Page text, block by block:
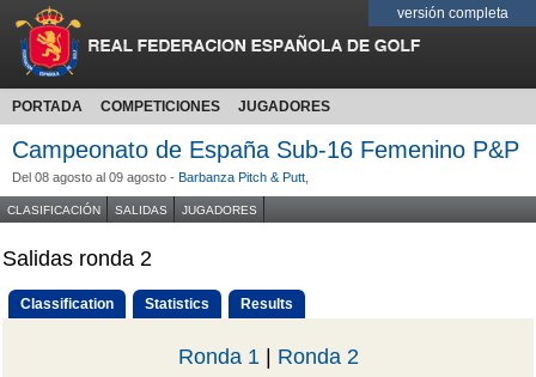
versión completa
PORTADA COMPETICIONES JUGADORES
Campeonato de España Sub-16 Femenino P&P
Del 08 agosto al 09 agosto - Barbanza Pitch & Putt
CLASIFICACIÓN SALIDAS JUGADORES
Salidas ronda 2
Classification Statistics Results
Ronda 1| Ronda 2